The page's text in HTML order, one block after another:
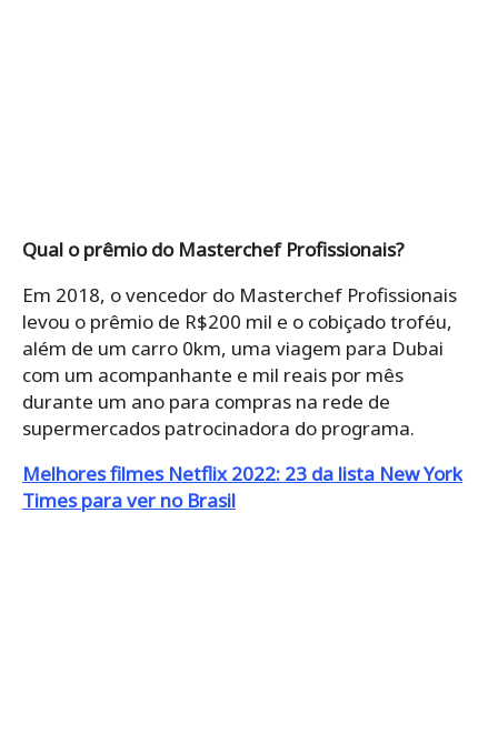
Qual o prêmio do Masterchef Profissionais?
Em 2018, o vencedor do Masterchef Profissionais
levou o prêmio de R$200 mil e o cobiçado troféu,
além de um carro 0km, uma viagem para Dubai
com um acompanhante e mil reais por mês
durante um ano para compras na rede de
supermercados patrocinadora do programa.
Melhores filmes Netflix 2022: 23 da lista New York
Times para ver no Brasil